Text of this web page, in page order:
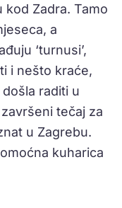
kod Zadra. Tamo
a
‘turnusi’,
i nešto kraće,
raditi u
tečaj za
u Zagrebu.
kuharica